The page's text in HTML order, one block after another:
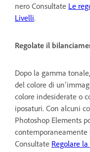
nero Consultate Le
Livelli.
Regolate il
Dopo la gamma
del colore di
colore indesiderate o
iposaturi. Con alcuni
Photoshop Elements
Consultate Regolare